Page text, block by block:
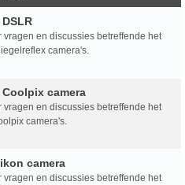
en discussies betreffende het
camera's.
camera
en discussies betreffende het
camera's.
camera
en discussies betreffende het